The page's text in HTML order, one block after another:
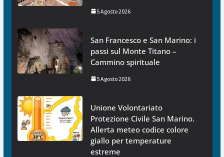
5 Agosto 2026
San Francesco e San Marino: i
passi sul Monte Titano –
Cammino spirituale
5 Agosto 2026
Unione Volontariato
Protezione Civile San Marino.
Allerta meteo codice colore
giallo per temperature
estreme